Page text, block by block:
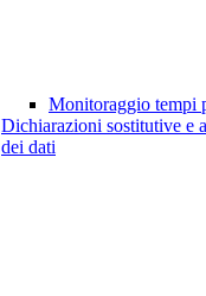
Monitoraggio tempi
Dichiarazioni sostitutive e
dei dati